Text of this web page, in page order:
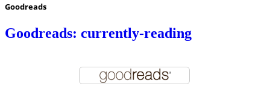
Goodreads
Goodreads: currently-reading